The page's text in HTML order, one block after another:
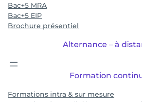
Bac+5 MRA
Bac+5 EIP
Brochure présentiel
Alternance – à
Formation
Formations intra & sur mesure